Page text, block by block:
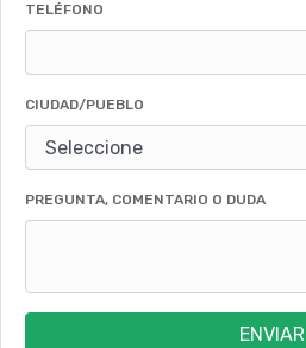
TELÉFONO
CIUDAD/PUEBLO
PREGUNTA, COMENTARIO O DUDA
ENVIAR